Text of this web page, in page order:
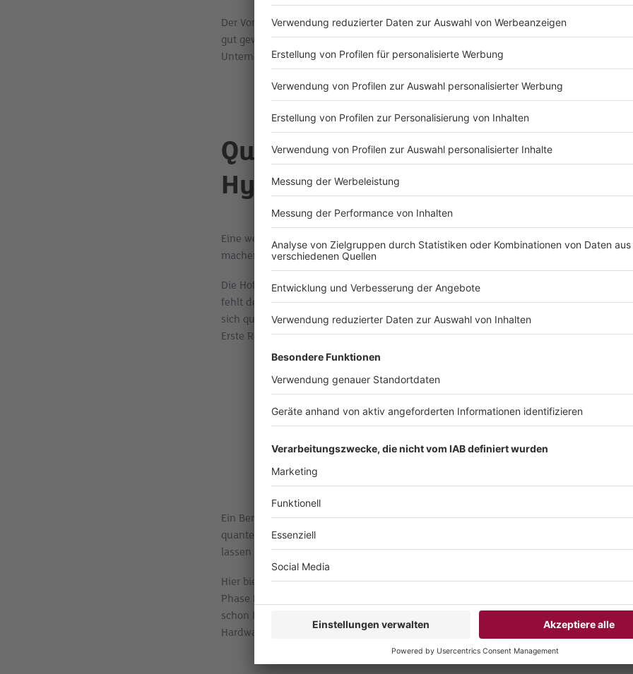
Der Vorteil: VQAs sind vergleichsweise robust gegenüber Rauschen. Der Nachteil: Ihr
gut gewählten Parametern und Problemstrukturen ab – und sie können in lokalen
Unternehmen nutzen sie aktuell vor allem in Pilotprojekten.
Quantum Machine Learning:
Hype und Nutzen
Eine weitere Gruppe von Algorithmen versucht, Quantenmechanik für maschinelles
machen. Beispiele sind Quantum Kernel Methods, Quantum Neural Networks oder
Die Hoffnung: Bestimmte Datenstrukturen lassen sich im Quantensystem effizienter
fehlt der klare Beweis für breite Vorteile. Vielmehr untersuchen Forschungsteams, bei
sich quantenmechanische Eigenschaften wie hohe Dimensionalität oder Interferenz
Erste Resultate sind vielversprechend, aber nicht durchgängig.
Ein Bereich, in dem Quantenalgorithmen fast zwangsläufig punkten, ist die Simulation
quantenmechanischer Systeme. Molekülstrukturen, chemische Reaktionen oder
lassen sich auf klassischen Computern nur mit hohem Aufwand modellieren.
Hier bieten Algorithmen wie Trotterisierung, Hamiltonian Simulation oder moderne
Phase Estimation einen echten theoretischen Vorteil. Pharma und
schon heute darüber nach, wie sich solche Verfahren in R&D-Pipelines integrieren
Hardware leistungsfähig genug ist.